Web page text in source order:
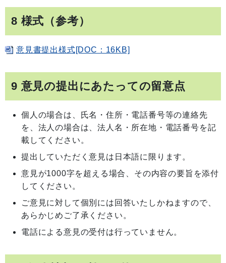
8 様式（参考）
意見書提出様式[DOC：16KB]
9 意見の提出にあたっての留意点
個人の場合は、氏名・住所・電話番号等の連絡先
を、法人の場合は、法人名・所在地・電話番号を記
載してください。
提出していただく意見は日本語に限ります。
意見が1000字を超える場合、その内容の要旨を添付
してください。
ご意見に対して個別には回答いたしかねますので、
あらかじめご了承ください。
電話による意見の受付は行っていません。